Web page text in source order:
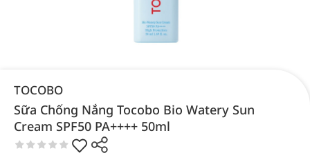
TOCOBO
Sữa Chống Nắng Tocobo Bio Watery Sun
Cream SPF50 PA++++ 50ml